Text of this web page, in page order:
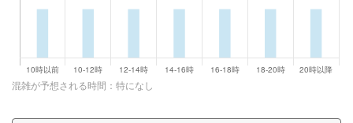
混雑が予想される時間：特になし